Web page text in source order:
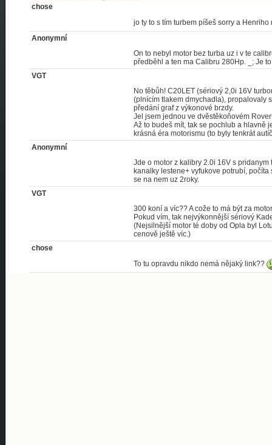
chose
jo ty to s tím turbem píšeš sorry a
Anonymní
On to nebyl motor bez turba uz i v te
předběhl a ten ma Calibru 280Hp. _; Je
VGT
No těbůh! C20LET (sériový 2,0i 16V
(plnícím tlakem dmychadla), propalovaly
předání graf z výkonové brzdy.
Jel jsem jednou ve dvěstěkoňovém
Až to budeš mít, tak se pochlub a hlavně
krásná éra motorismu (to byly tenkrát
Anonymní
Jde o motor z kalibry 2.0i 16V s
kanalky lestene+ vyfukove potrubí,
se na nem uz 2roky.
VGT
300 koní a víc?? A cože to má být za
Pokud vím, tak nejvýkonnější sériový
(Nejsilnější motor té doby od Opla byl
cenově ještě víc.)
chose
To tu opravdu nikdo nemá nějaký link??